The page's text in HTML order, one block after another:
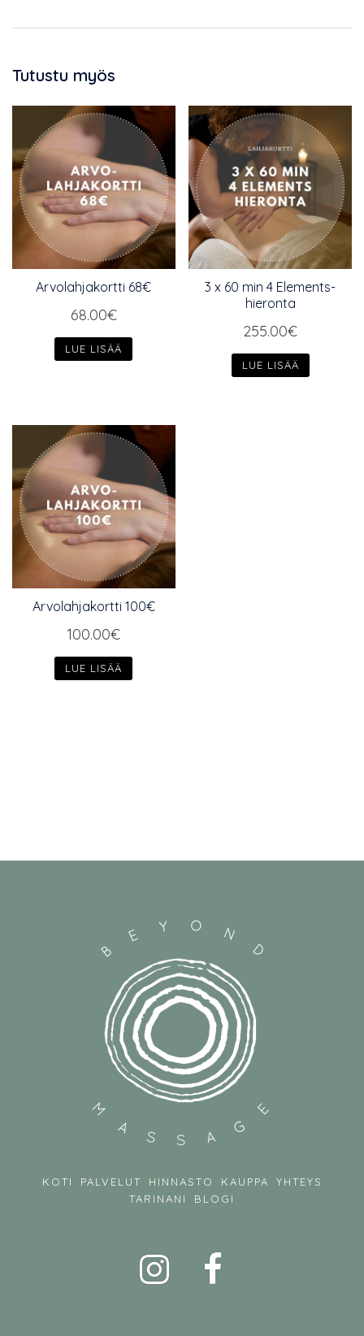
Tutustu myös
Arvolahjakortti 68€
68.00€
LUE LISÄÄ
3 x 60 min 4 Elements-
hieronta
255.00€
LUE LISÄÄ
Arvolahjakortti 100€
100.00€
LUE LISÄÄ
KOTI PALVELUT HINNASTO KAUPPA YHTEYS
TARINANI BLOGI
Instagram